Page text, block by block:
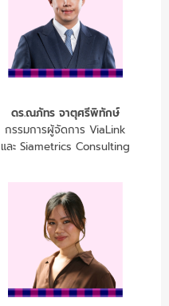
ดร.ณภัทร จาตุศรีพิทักษ์
กรรมการผู้จัดการ ViaLink
และ Siametrics Consulting